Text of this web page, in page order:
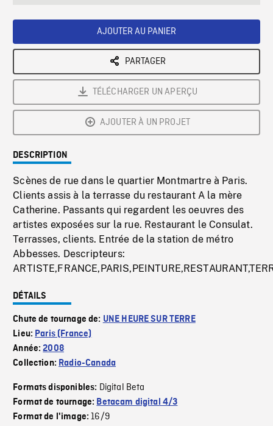
AJOUTER AU PANIER
PARTAGER
TÉLÉCHARGER UN APERÇU
AJOUTER À UN PROJET
DESCRIPTION
Scènes de rue dans le quartier Montmartre à Paris.
Clients assis à la terrasse du restaurant A la mère
Catherine. Passants qui regardent les oeuvres des
artistes exposées sur la rue. Restaurant le Consulat.
Terrasses, clients. Entrée de la station de métro
Abbesses. Descripteurs:
DÉTAILS
Chute de tournage de: UNE HEURE SUR TERRE
Lieu: Paris (France)
Année:2008
Collection: Radio-Canada
Formats disponibles: Digital Beta
Format de tournage: Betacam digital 4/3
Format de l'image:16/9